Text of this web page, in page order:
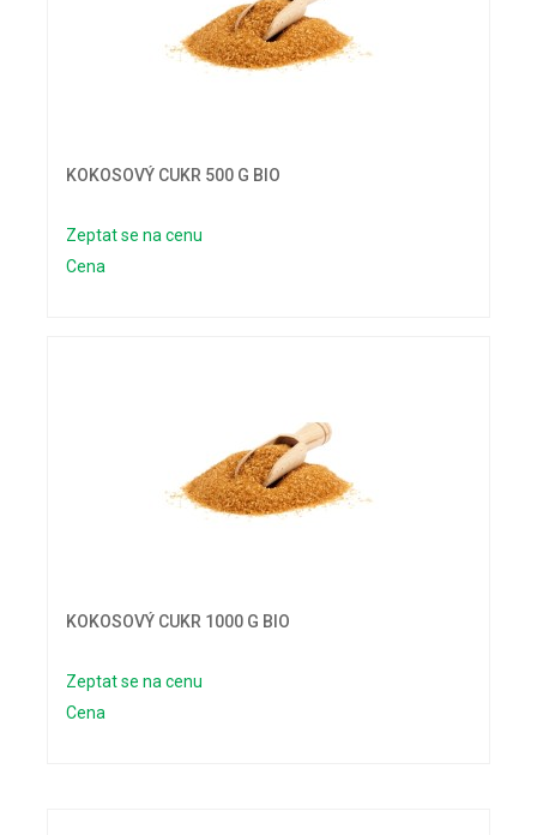
KOKOSOVÝ CUKR 500 G BIO
Zeptat se na cenu
Cena
KOKOSOVÝ CUKR 1000 G BIO
Zeptat se na cenu
Cena